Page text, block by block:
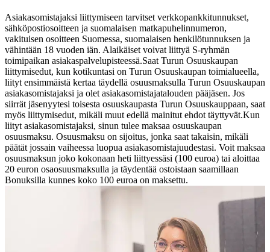
Asiakasomistajaksi liittymiseen tarvitset verkkopankkitunnukset,
sähköpostiosoitteen ja suomalaisen matkapuhelinnumeron,
vakituisen osoitteen Suomessa, suomalaisen henkilötunnuksen ja
vähintään 18 vuoden iän. Alaikäiset voivat liittyä S-ryhmän
toimipaikan asiakaspalvelupisteessä.Saat Turun Osuuskaupan
liittymisedut, kun kotikuntasi on Turun Osuuskaupan toimialueella,
liityt ensimmäistä kertaa täydellä osuusmaksulla Turun Osuuskaupan
asiakasomistajaksi ja olet asiakasomistajatalouden pääjäsen. Jos
siirrät jäsenyytesi toisesta osuuskaupasta Turun Osuuskauppaan, saat
myös liittymisedut, mikäli muut edellä mainitut ehdot täyttyvät.Kun
liityt asiakasomistajaksi, sinun tulee maksaa osuuskaupan
osuusmaksu. Osuusmaksu on sijoitus, jonka saat takaisin, mikäli
päätät jossain vaiheessa luopua asiakasomistajuudestasi. Voit maksaa
osuusmaksun joko kokonaan heti liittyessäsi (100 euroa) tai aloittaa
20 euron osaosuusmaksulla ja täydentää ostoistaan saamillaan
Bonuksilla kunnes koko 100 euroa on maksettu.